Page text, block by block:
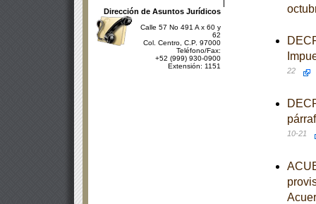
Dirección de Asuntos Jurídicos
Calle 57 No 491 A x 60 y
62
Col. Centro, C.P. 97000
Teléfono/Fax:
+52 (999) 930-0900
Extensión: 1151
22
10-21